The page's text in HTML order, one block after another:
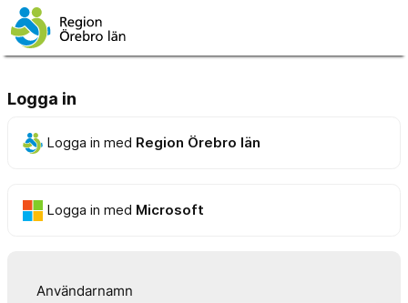
Logga in
Logga in med Region Örebro län
Logga in med Microsoft
Användarnamn